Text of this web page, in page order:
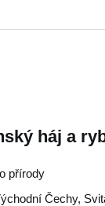
háj a
přírody
Čechy,